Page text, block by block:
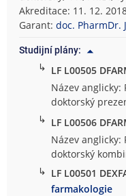
Akreditace: 11. 12.
Garant:doc. PharmDr.
Studijní plány:
↳ LF L00505
Název anglicky:
doktorský
↳ LF L00506
Název anglicky:
doktorský
↳ LF L00501
farmakologie